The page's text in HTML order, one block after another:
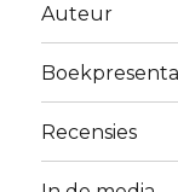
Auteur
Recensies